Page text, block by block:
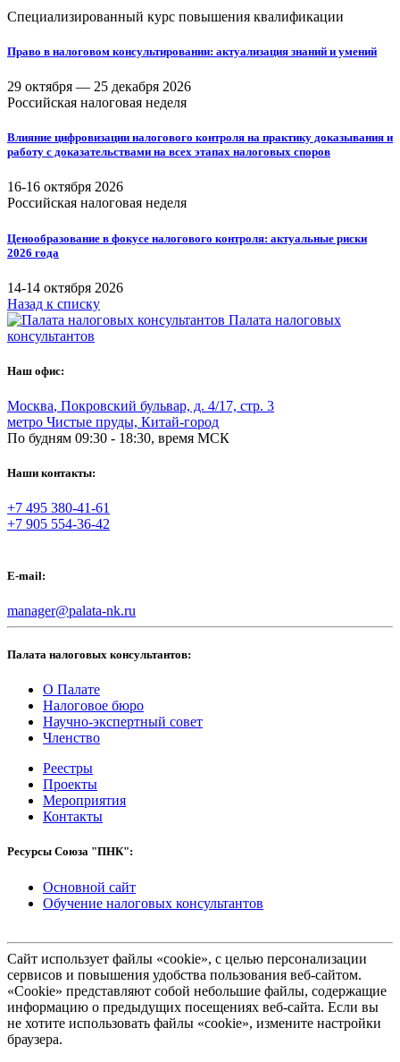
Специализированный курс повышения квалификации
Право в налоговом консультировании: актуализация знаний и умений
29 октября — 25 декабря 2026
Российская налоговая неделя
Влияние цифровизации налогового контроля на практику доказывания и
работу с доказательствами на всех этапах налоговых споров
16-16 октября 2026
Российская налоговая неделя
Ценообразование в фокусе налогового контроля: актуальные риски
2026 года
14-14 октября 2026
Назад к списку
Палата налоговых
консультантов
Наш офис:
Москва, Покровский бульвар, д. 4/17, стр. 3
метро Чистые пруды, Китай-город
По будням 09:30 - 18:30, время МСК
Наши контакты:
+7 495 380-41-61
+7 905 554-36-42
E-mail:
manager@palata-nk.ru
Палата налоговых консультантов:
О Палате
Налоговое бюро
Научно-экспертный совет
Членство
Реестры
Проекты
Мероприятия
Контакты
Ресурсы Союза "ПНК":
Основной сайт
Обучение налоговых консультантов
Сайт использует файлы «cookie», с целью персонализации
сервисов и повышения удобства пользования веб-сайтом.
«Cookie» представляют собой небольшие файлы, содержащие
информацию о предыдущих посещениях веб-сайта. Если вы
не хотите использовать файлы «cookie», измените настройки
браузера.